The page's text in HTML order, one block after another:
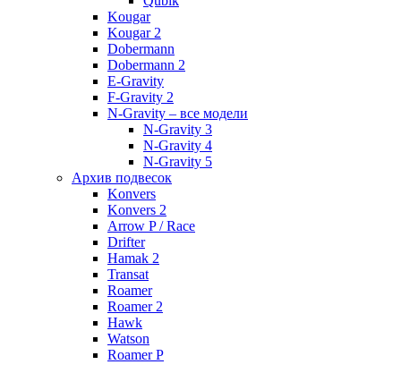
Kougar
Kougar 2
Dobermann
Dobermann 2
E-Gravity
F-Gravity 2
N-Gravity – все модели
N-Gravity 3
N-Gravity 4
N-Gravity 5
Архив подвесок
Konvers
Konvers 2
Arrow P / Race
Drifter
Hamak 2
Transat
Roamer
Roamer 2
Hawk
Watson
Roamer P